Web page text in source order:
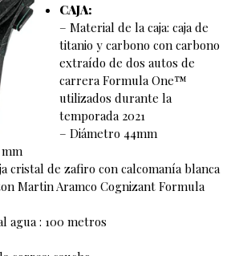
CAJA:
– Material de la caja: caja de
titanio y carbono con carbono
extraído de dos autos de
carrera Formula One™️
utilizados durante la
temporada 2021
– Diámetro 44mm
mm
cristal de zafiro con calcomanía blanca
Martin Aramco Cognizant Formula
agua : 100 metros